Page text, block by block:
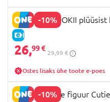
-10%
E-HIND
CREAM & COOKII
26,99 €
29,99 €
Ostes lisaks ühe toote e-poes
-10%
NANCI pehme figuur